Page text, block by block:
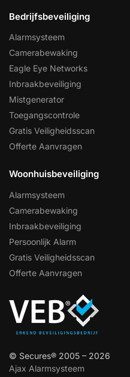
Bedrijfsbeveiliging
Alarmsysteem
Camerabewaking
Eagle Eye Networks
Inbraakbeveiliging
Mistgenerator
Toegangscontrole
Gratis Veiligheidsscan
Offerte Aanvragen
Woonhuisbeveiliging
Alarmsysteem
Camerabewaking
Inbraakbeveiliging
Persoonlijk Alarm
Gratis Veiligheidsscan
Offerte Aanvragen
© Secures® 2005 – 2026
Ajax Alarmsysteem